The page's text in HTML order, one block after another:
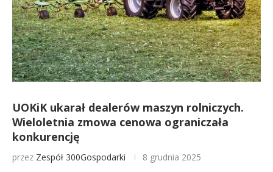
UOKiK ukarał dealerów maszyn rolniczych.
Wieloletnia zmowa cenowa ograniczała
konkurencję
przez Zespół 300Gospodarki 8 grudnia 2025